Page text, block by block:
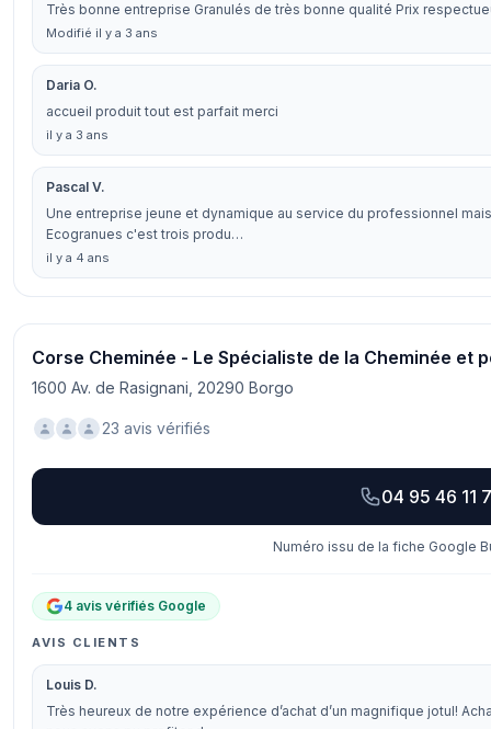
Très bonne entreprise Granulés de très bonne qualité Prix
Modifié il y a 3 ans
Daria O.
accueil produit tout est parfait merci
il y a 3 ans
Pascal V.
Une entreprise jeune et dynamique au service du professionnel
Ecogranues c'est trois produ…
il y a 4 ans
Corse Cheminée - Le Spécialiste de la Cheminée et
1600 Av. de Rasignani, 20290 Borgo
23 avis vérifiés
04 95 46 11
Numéro issu de la fiche Google
4 avis vérifiés Google
AVIS CLIENTS
Louis D.
Très heureux de notre expérience d’achat d’un magnifique jotul!